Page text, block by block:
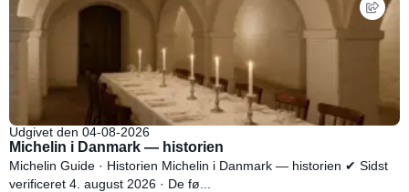
Udgivet den 04-08-2026
Michelin i Danmark — historien
Michelin Guide · Historien Michelin i Danmark — historien ✔ Sidst
verificeret 4. august 2026 · De fø...